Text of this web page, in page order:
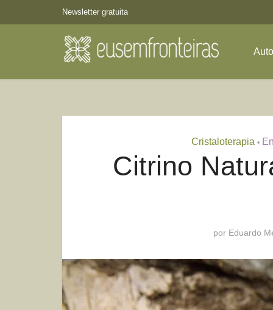
Newsletter gratuita
Cristaloterapia •
Citrino
por Eduardo